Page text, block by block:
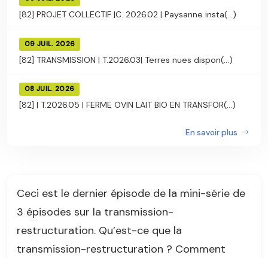
[82] PROJET COLLECTIF |C. 2026.02 | Paysanne insta(...)
09 JUIL. 2026
[82] TRANSMISSION | T.2026.03| Terres nues dispon(...)
08 JUIL. 2026
[82] | T.2026.05 | FERME OVIN LAIT BIO EN TRANSFOR(...)
En savoir plus
Ceci est le dernier épisode de la mini-série de
3 épisodes sur la transmission-
restructuration. Qu’est-ce que la
transmission-restructuration ? Comment